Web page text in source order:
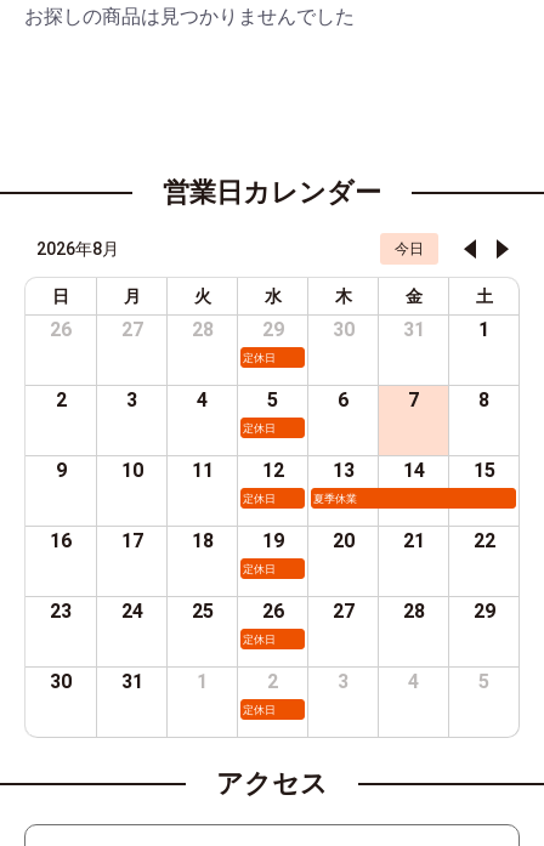
お探しの商品は見つかりませんでした
営業日カレンダー
2026年8月 今日
日 月 火 水 木 金 土
26 27 28 29
定休日
30 31 1
2 3 4 5
定休日
6 7 8
9 10 11 12
定休日
13
夏季休業
14 15
16 17 18 19
定休日
20 21 22
23 24 25 26
定休日
27 28 29
30 31 1 2
定休日
3 4 5
アクセス